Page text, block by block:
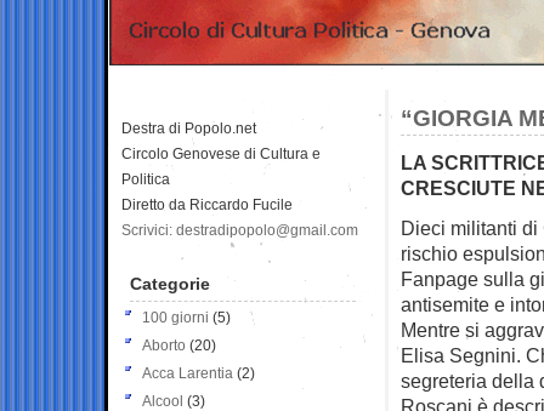
“GIORGIA
LA
CRESCIUTE
Dieci militanti di
rischio
Fanpage sulla
antisemite e
Mentre si
Elisa Segnini.
segreteria della
Roscani è
Destra di Popolo.net
Circolo Genovese di Cultura e
Politica
Diretto da Riccardo Fucile
Scrivici: destradipopolo@gmail.com
Categorie
100 giorni (5)
Aborto (20)
Acca Larentia (2)
Alcool (3)